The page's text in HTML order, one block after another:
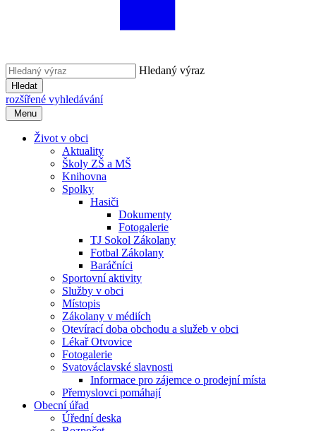
Hledaný výraz
Hledat
rozšířené vyhledávání
Menu
Život v obci
Aktuality
Školy ZŠ a MŠ
Knihovna
Spolky
Hasiči
Dokumenty
Fotogalerie
TJ Sokol Zákolany
Fotbal Zákolany
Baráčníci
Sportovní aktivity
Služby v obci
Místopis
Zákolany v médiích
Otevírací doba obchodu a služeb v obci
Lékař Otvovice
Fotogalerie
Svatováclavské slavnosti
Informace pro zájemce o prodejní místa
Přemyslovci pomáhají
Obecní úřad
Úřední deska